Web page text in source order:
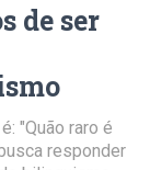
de ser
"Quão raro é
responder